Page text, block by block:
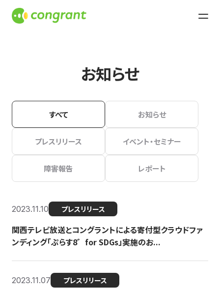
お知らせ
すべて お知らせ
プレスリリース イベント・セミナー
障害報告 レポート
2023.11.10 プレスリリース
関西テレビ放送とコングラントによる寄付型クラウドファ
ンディング「ぷらす8゛for SDGs」実施のお...
2023.11.07 プレスリリース